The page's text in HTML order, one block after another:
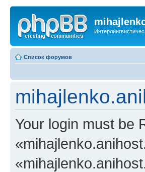
Список форумов
Your login must be